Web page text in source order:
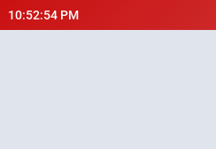
10:52:55 PM